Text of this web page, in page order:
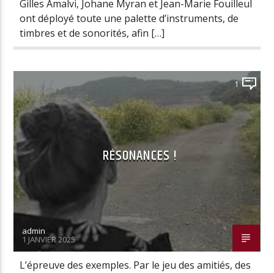
Gilles Amalvi, Johane Myran et Jean-Marie Fouilleul
ont déployé toute une palette d’instruments, de
timbres et de sonorités, afin […]
1
RÉSONANCES !
admin
1 JANVIER 2025
L’épreuve des exemples. Par le jeu des amitiés, des